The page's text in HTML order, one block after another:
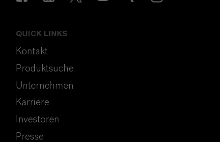
QUICK LINKS
Kontakt
Produktsuche
Unternehmen
Karriere
Investoren
Presse